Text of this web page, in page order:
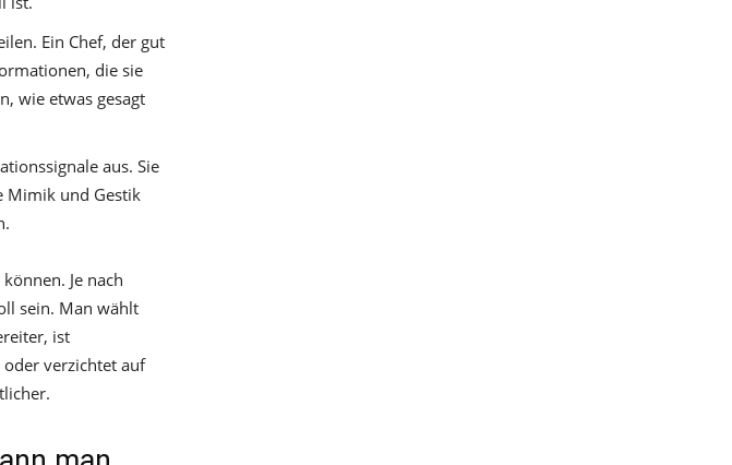
Ein Chef, der gut
die sie
wie etwas gesagt
aus. Sie
Mimik und Gestik
Je nach
sein. Man wählt
ist
verzichtet auf